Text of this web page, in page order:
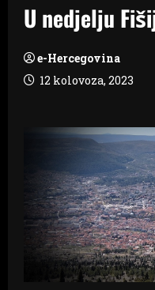
U nedjelju
e-Hercegovina
12 kolovoza, 2023